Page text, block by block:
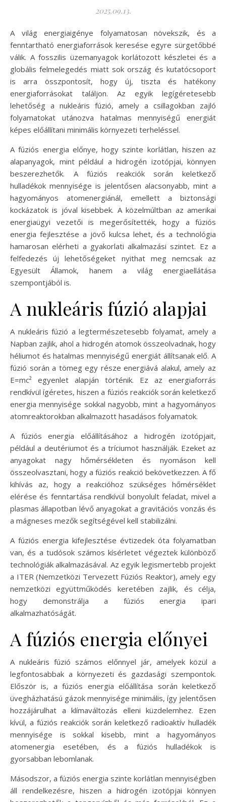
2025.09.13.
A világ energiaigénye folyamatosan növekszik, és a
fenntartható energiaforrások keresése egyre sürgetőbbé
válik. A fosszilis üzemanyagok korlátozott készletei és a
globális felmelegedés miatt sok ország és kutatócsoport
is arra összpontosít, hogy új, tiszta és hatékony
energiaforrásokat találjon. Az egyik legígéretesebb
lehetőség a nukleáris fúzió, amely a csillagokban zajló
folyamatokat utánozva hatalmas mennyiségű energiát
képes előállítani minimális környezeti terheléssel.
A fúziós energia előnye, hogy szinte korlátlan, hiszen az
alapanyagok, mint például a hidrogén izotópjai, könnyen
beszerezhetők. A fúziós reakciók során keletkező
hulladékok mennyisége is jelentősen alacsonyabb, mint a
hagyományos atomenergiánál, emellett a biztonsági
kockázatok is jóval kisebbek. A közelmúltban az amerikai
energiaügyi vezetői is megerősítették, hogy a fúziós
energia fejlesztése a jövő kulcsa lehet, és a technológia
hamarosan elérheti a gyakorlati alkalmazási szintet. Ez a
felfedezés új lehetőségeket nyithat meg nemcsak az
Egyesült Államok, hanem a világ energiaellátása
szempontjából is.
A nukleáris fúzió alapjai
A nukleáris fúzió a legtermészetesebb folyamat, amely a
Napban zajlik, ahol a hidrogén atomok összeolvadnak, hogy
héliumot és hatalmas mennyiségű energiát állítsanak elő. A
fúzió során a tömeg egy része energiává alakul, amely az
E=mc² egyenlet alapján történik. Ez az energiaforrás
rendkívül ígéretes, hiszen a fúziós reakciók során keletkező
energia mennyisége sokkal nagyobb, mint a hagyományos
atomreaktorokban alkalmazott hasadásos folyamatok.
A fúziós energia előállításához a hidrogén izotópjait,
például a deutériumot és a tríciumot használják. Ezeket az
anyagokat nagy hőmérsékleten és nyomáson kell
összeolvasztani, hogy a fúziós reakció bekövetkezzen. A fő
kihívás az, hogy a reakcióhoz szükséges hőmérséklet
elérése és fenntartása rendkívül bonyolult feladat, mivel a
plasmas állapotban lévő anyagokat a gravitációs vonzás és
a mágneses mezők segítségével kell stabilizálni.
A fúziós energia kifejlesztése évtizedek óta folyamatban
van, és a tudósok számos kísérletet végeztek különböző
technológiák alkalmazásával. Az egyik legismertebb projekt
a ITER (Nemzetközi Tervezett Fúziós Reaktor), amely egy
nemzetközi együttműködés keretében zajlik, és célja,
hogy demonstrálja a fúziós energia ipari
alkalmazhatóságát.
A fúziós energia előnyei
A nukleáris fúzió számos előnnyel jár, amelyek közül a
legfontosabbak a környezeti és gazdasági szempontok.
Először is, a fúziós energia előállítása során keletkező
üvegházhatású gázok mennyisége minimális, így jelentősen
hozzájárulhat a klímaváltozás elleni küzdelemhez. Ezen
kívül, a fúziós reakciók során keletkező radioaktív hulladék
mennyisége is sokkal kisebb, mint a hagyományos
atomenergia esetében, és a fúziós hulladékok is
gyorsabban lebomlanak.
Másodszor, a fúziós energia szinte korlátlan mennyiségben
áll rendelkezésre, hiszen a hidrogén izotópjai könnyen